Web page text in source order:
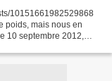
10151661982529868
poids, mais nous en
10 septembre 2012,